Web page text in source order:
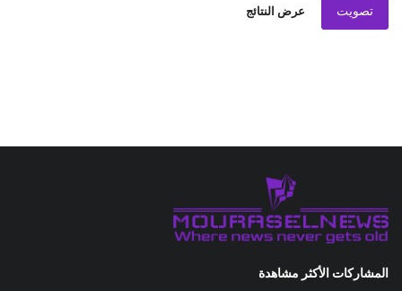
تصويت عرض النتائج
المشاركات الأكثر مشاهدة